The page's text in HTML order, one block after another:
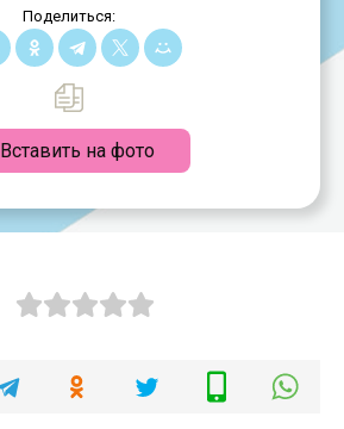
Поделиться:
Вставить на фото